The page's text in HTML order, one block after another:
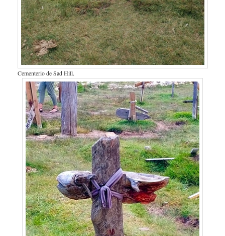
Cementerio de Sad Hill.